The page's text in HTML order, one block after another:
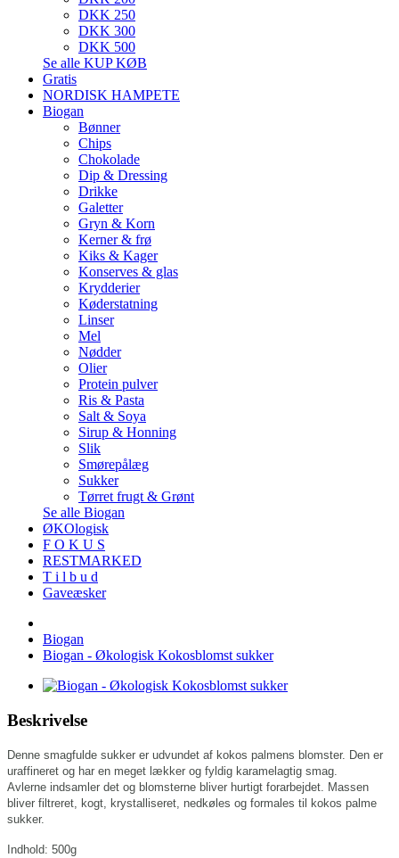
DKK 250
DKK 300
DKK 500
Se alle KUP KØB
Gratis
NORDISK HAMPETE
Biogan
Bønner
Chips
Chokolade
Dip & Dressing
Drikke
Galetter
Gryn & Korn
Kerner & frø
Kiks & Kager
Konserves & glas
Krydderier
Køderstatning
Linser
Mel
Nødder
Olier
Protein pulver
Ris & Pasta
Salt & Soya
Sirup & Honning
Slik
Smørepålæg
Sukker
Tørret frugt & Grønt
Se alle Biogan
ØKOlogisk
F O K U S
RESTMARKED
T i l b u d
Gaveæsker
Biogan
Biogan - Økologisk Kokosblomst sukker
Beskrivelse
Denne smagfulde sukker er udvundet af kokos palmens blomster. Den er
uraffineret og har en meget lækker og fyldig karamelagtig smag.
Avlerne indsamler det og blomsterne bliver hurtigt forarbejdet. Massen
bliver filtreret, kogt, krystalliseret, nedkøles og formales til kokos palme
sukker.
Indhold: 500g